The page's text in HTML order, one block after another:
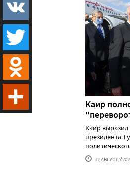
Каир
Каир
президента
12
Facebook
VK
Twitter
Odnoklassniki